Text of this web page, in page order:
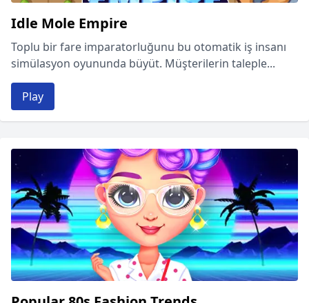
Idle Mole Empire
Toplu bir fare imparatorluğunu bu otomatik iş insanı
simülasyon oyununda büyüt. Müşterilerin taleple...
Play